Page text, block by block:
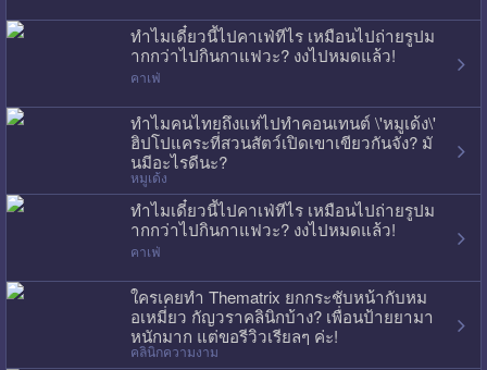
ทำไมเดี๋ยวนี้ไปคาเฟ่ทีไร เหมือนไปถ่ายรูปม
ากกว่าไปกินกาแฟวะ? งงไปหมดแล้ว!
คาเฟ่
ทำไมคนไทยถึงแห่ไปทำคอนเทนต์ \'หมูเด้ง\'
ฮิปโปแคระที่สวนสัตว์เปิดเขาเขียวกันจัง? มั
นมีอะไรดีนะ?
หมูเด้ง
ทำไมเดี๋ยวนี้ไปคาเฟ่ทีไร เหมือนไปถ่ายรูปม
ากกว่าไปกินกาแฟวะ? งงไปหมดแล้ว!
คาเฟ่
ใครเคยทำ Thematrix ยกกระชับหน้ากับหม
อเหมี่ยว กัญวราคลินิกบ้าง? เพื่อนป้ายยามา
หนักมาก แต่ขอรีวิวเรียลๆ ค่ะ!
คลินิกความงาม